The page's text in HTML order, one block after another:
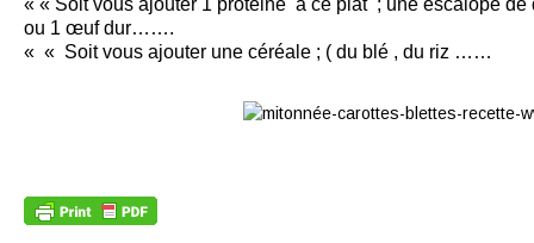
« « Soit vous ajouter 1 protéine à ce plat ; une escalope de
ou 1 œuf dur…….
« « Soit vous ajouter une céréale ; ( du blé , du riz ……